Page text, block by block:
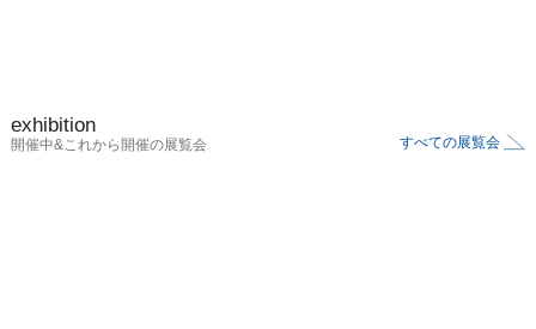
exhibition
開催中&これから開催の展覧会 すべての展覧会